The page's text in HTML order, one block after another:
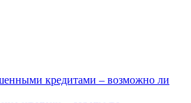
кредитами – возможно ли